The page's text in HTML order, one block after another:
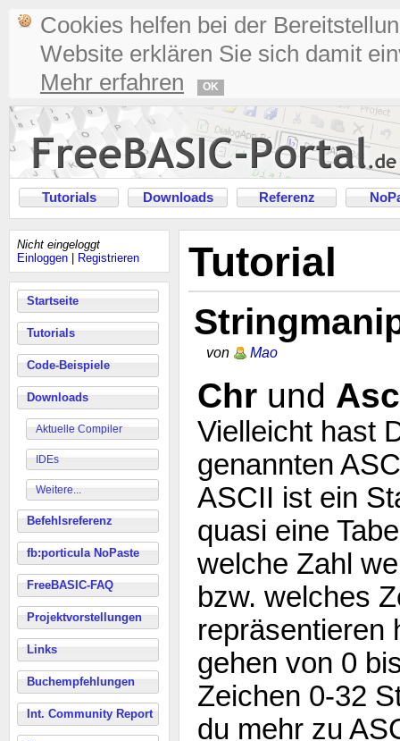
Cookies helfen bei der
Website erklären Sie sich damit
Mehr erfahren
OK
Tutorials Downloads Referenz
Nicht eingeloggt
Einloggen
Registrieren
Startseite
Tutorials
Code-Beispiele
Downloads
Aktuelle Compiler
IDEs
Weitere...
Befehlsreferenz
fb:porticula NoPaste
FreeBASIC-FAQ
Projektvorstellungen
Links
Buchempfehlungen
Int. Community Report
Tutorial
von Mao
Chr und Asc
Vielleicht hast
genannten
ASCII ist ein
quasi eine
welche Zahl
bzw. welches
repräsentieren
gehen von 0
Zeichen 0-32
du mehr zu